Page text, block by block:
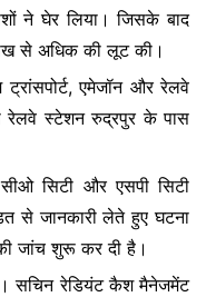
ने घेर लिया। जिसके बाद
से अधिक की लूट की।
ट्रांसपोर्ट, एमेजॉन और रेलवे
स्टेशन रुद्रपुर के पास
सिटी और एसपी सिटी
से जानकारी लेते हुए घटना
जांच शुरू कर दी है।
सचिन रेडियंट कैश मैनेजमेंट